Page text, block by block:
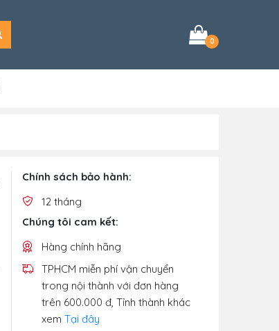
0
Chính sách bảo hành:
12 tháng
Chúng tôi cam kết:
Hàng chính hãng
TPHCM miễn phí vận chuyển
trong nội thành với đơn hàng
trên 600.000 đ, Tỉnh thành khác
xem Tại đây